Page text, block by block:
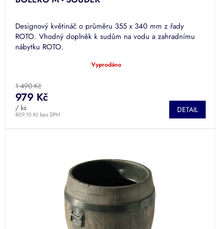
Designový květináč o průměru 355 x 340 mm z řady
ROTO. Vhodný doplněk k sudům na vodu a zahradnímu
nábytku ROTO.
produktu
je
5,0
z
Vyprodáno
1 490 Kč
809,10 Kč bez DPH
979 Kč
/ ks DETAIL